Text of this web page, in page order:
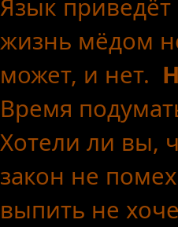
Язык
жизнь мёдом
может, и нет.
Время
Хотели ли вы,
закон не
выпить не